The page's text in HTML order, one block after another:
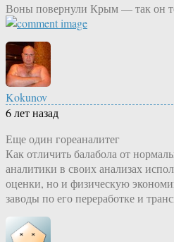
Воны повернули Крым — так он
Kokunov
6 лет назад
Еще один гореаналитег
Как отличить балабола от
аналитики в своих анализах
оценки, но и физическую
заводы по его переработке и